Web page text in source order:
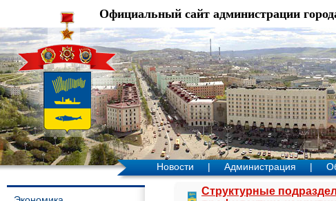
Официальный сайт администрации
Новости | Администрация |
Структурные